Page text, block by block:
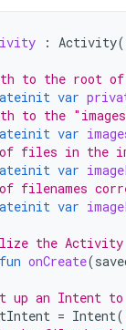
: Activity
to the root
var
to the
var
files in the
var
filenames
var
the Activity
fun onCreate(
up an Intent to
= Intent(